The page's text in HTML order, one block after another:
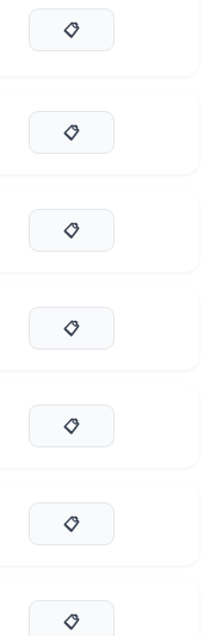
📋
📋
📋
📋
📋
📋
📋